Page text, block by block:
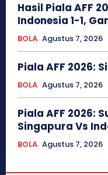
Hasil Piala AFF
Indonesia 1-1,
BOLA Agustus 7, 2026
Piala AFF 2026:
BOLA Agustus 7, 2026
Piala AFF 2026:
Singapura Vs
BOLA Agustus 7, 2026